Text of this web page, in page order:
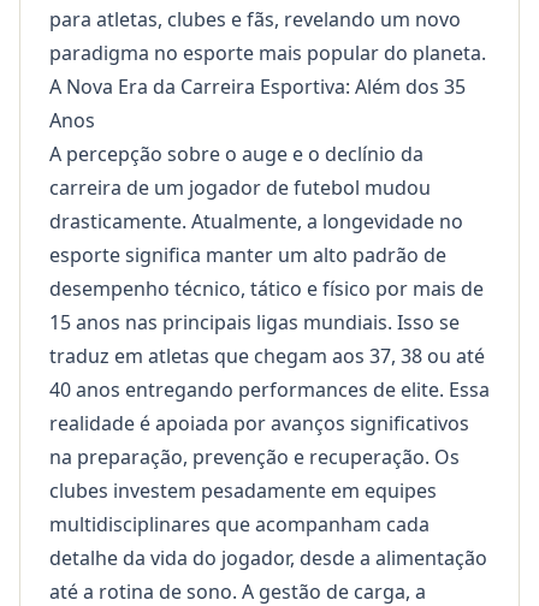
para atletas, clubes e fãs, revelando um novo
paradigma no esporte mais popular do planeta.
A Nova Era da Carreira Esportiva: Além dos 35
Anos
A percepção sobre o auge e o declínio da
carreira de um jogador de futebol mudou
drasticamente. Atualmente, a longevidade no
esporte significa manter um alto padrão de
desempenho técnico, tático e físico por mais de
15 anos nas principais ligas mundiais. Isso se
traduz em atletas que chegam aos 37, 38 ou até
40 anos entregando performances de elite. Essa
realidade é apoiada por avanços significativos
na preparação, prevenção e recuperação. Os
clubes investem pesadamente em equipes
multidisciplinares que acompanham cada
detalhe da vida do jogador, desde a alimentação
até a rotina de sono. A gestão de carga, a